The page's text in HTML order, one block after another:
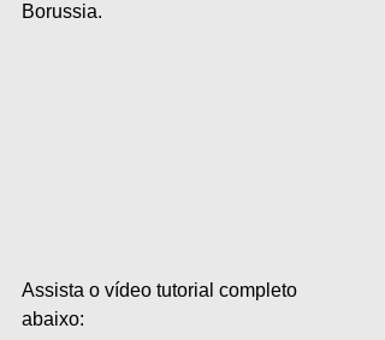
Borussia.
Assista o vídeo tutorial completo
abaixo: